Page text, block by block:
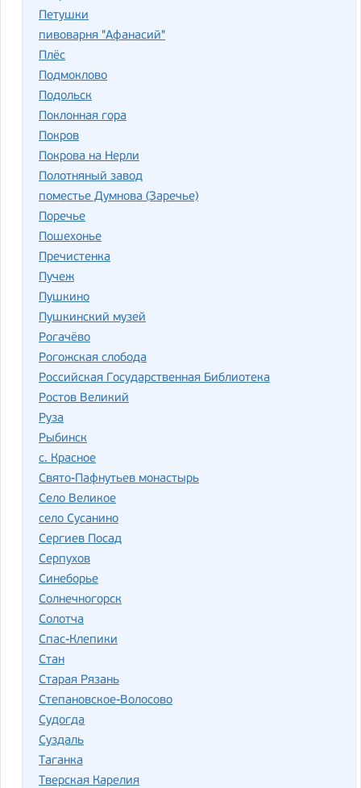
Петушки
пивоварня "Афанасий"
Плёс
Подмоклово
Подольск
Поклонная гора
Покров
Покрова на Нерли
Полотняный завод
поместье Думнова (Заречье)
Поречье
Пошехонье
Пречистенка
Пучеж
Пушкино
Пушкинский музей
Рогачёво
Рогожская слобода
Российская Государственная Библиотека
Ростов Великий
Руза
Рыбинск
с. Красное
Свято-Пафнутьев монастырь
Село Великое
село Сусанино
Сергиев Посад
Серпухов
Синеборье
Солнечногорск
Солотча
Спас-Клепики
Стан
Старая Рязань
Степановское-Волосово
Судогда
Суздаль
Таганка
Тверская Карелия